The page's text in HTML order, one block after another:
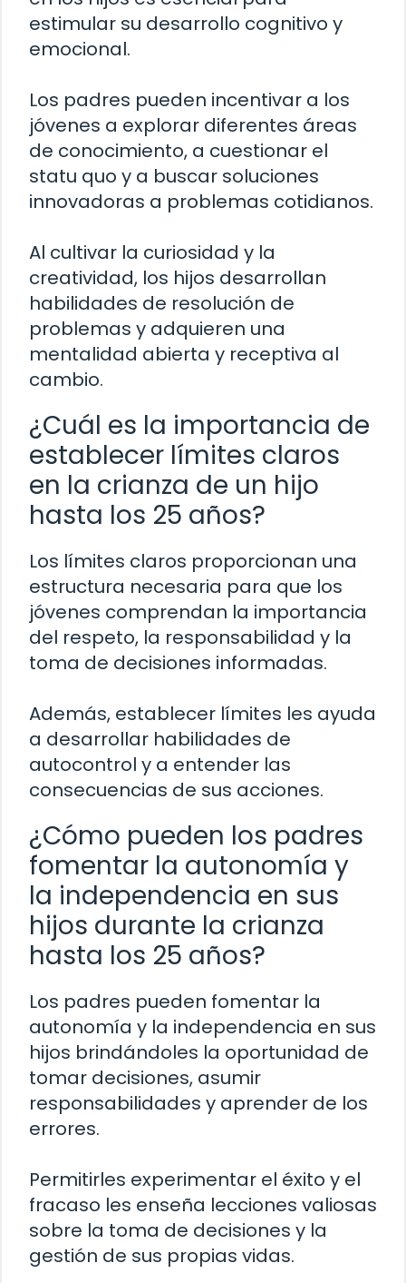
estimular su desarrollo cognitivo y
emocional.
Los padres pueden incentivar a los
jóvenes a explorar diferentes áreas
de conocimiento, a cuestionar el
statu quo y a buscar soluciones
innovadoras a problemas cotidianos.
Al cultivar la curiosidad y la
creatividad, los hijos desarrollan
habilidades de resolución de
problemas y adquieren una
mentalidad abierta y receptiva al
cambio.
¿Cuál es la importancia de
establecer límites claros
en la crianza de un hijo
hasta los 25 años?
Los límites claros proporcionan una
estructura necesaria para que los
jóvenes comprendan la importancia
del respeto, la responsabilidad y la
toma de decisiones informadas.
Además, establecer límites les ayuda
a desarrollar habilidades de
autocontrol y a entender las
consecuencias de sus acciones.
¿Cómo pueden los padres
fomentar la autonomía y
la independencia en sus
hijos durante la crianza
hasta los 25 años?
Los padres pueden fomentar la
autonomía y la independencia en sus
hijos brindándoles la oportunidad de
tomar decisiones, asumir
responsabilidades y aprender de los
errores.
Permitirles experimentar el éxito y el
fracaso les enseña lecciones valiosas
sobre la toma de decisiones y la
gestión de sus propias vidas.